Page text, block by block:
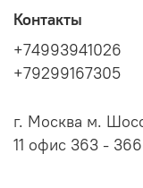
Контакты
+74993941026
+79299167305
г. Москва м.
11 офис 363 - 366